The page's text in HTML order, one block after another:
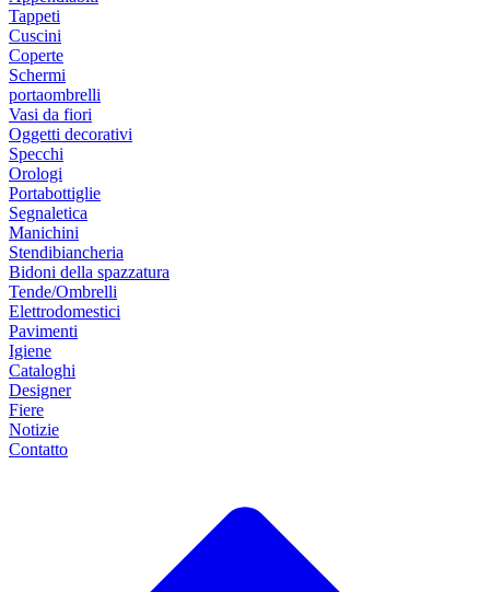
Tappeti
Cuscini
Coperte
Schermi
portaombrelli
Vasi da fiori
Oggetti decorativi
Specchi
Orologi
Portabottiglie
Segnaletica
Manichini
Stendibiancheria
Bidoni della spazzatura
Tende/Ombrelli
Elettrodomestici
Pavimenti
Igiene
Cataloghi
Designer
Fiere
Notizie
Contatto